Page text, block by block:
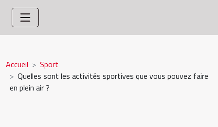
Accueil
Sport
Quelles sont les activités sportives que vous pouvez faire
en plein air ?